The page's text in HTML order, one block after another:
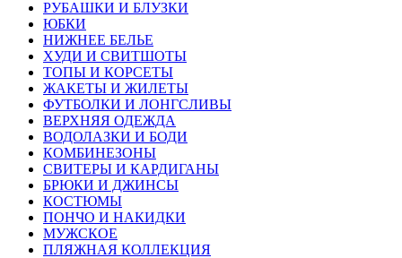
РУБАШКИ И БЛУЗКИ
ЮБКИ
НИЖНЕЕ БЕЛЬЕ
ХУДИ И СВИТШОТЫ
ТОПЫ И КОРСЕТЫ
ЖАКЕТЫ И ЖИЛЕТЫ
ФУТБОЛКИ И ЛОНГСЛИВЫ
ВЕРХНЯЯ ОДЕЖДА
ВОДОЛАЗКИ И БОДИ
КОМБИНЕЗОНЫ
СВИТЕРЫ И КАРДИГАНЫ
БРЮКИ И ДЖИНСЫ
КОСТЮМЫ
ПОНЧО И НАКИДКИ
МУЖСКОЕ
ПЛЯЖНАЯ КОЛЛЕКЦИЯ